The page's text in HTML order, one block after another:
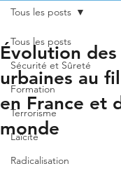
Tous les posts
Sécurité et Sûreté
Formation
Terrorisme
Laïcité
Radicalisation
Tous les posts
Évolution
urbaines au
en France et
monde